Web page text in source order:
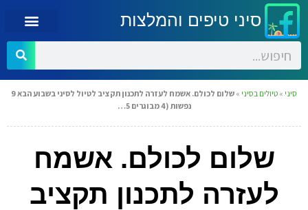
סיני טיפים והמלצות
סיני » טיולים בסיני »
שלום לכולם. אשמח לעזרה לתכנון תקציב לטיול לסיני בשבוע הבא 9
נפשות (4 מבוגרים 5…
שלום לכולם. אשמח
לעזרה לתכנון תקציב